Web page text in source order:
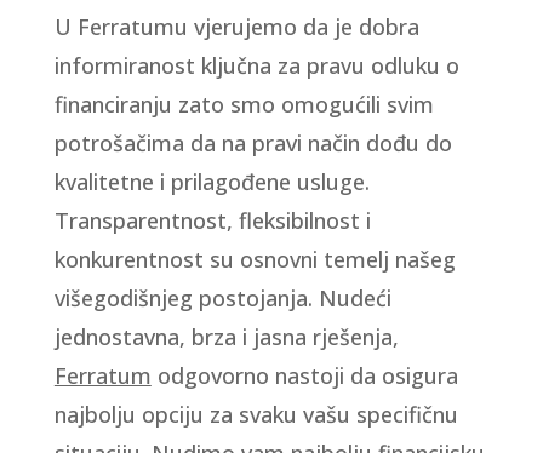
U Ferratumu vjerujemo da je dobra
informiranost ključna za pravu odluku o
financiranju zato smo omogućili svim
potrošačima da na pravi način dođu do
kvalitetne i prilagođene usluge.
Transparentnost, fleksibilnost i
konkurentnost su osnovni temelj našeg
višegodišnjeg postojanja. Nudeći
jednostavna, brza i jasna rješenja,
Ferratum odgovorno nastoji da osigura
najbolju opciju za svaku vašu specifičnu